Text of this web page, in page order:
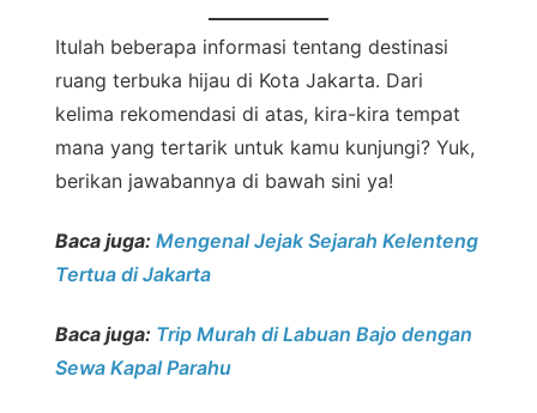
Itulah beberapa informasi tentang destinasi
ruang terbuka hijau di Kota Jakarta. Dari
kelima rekomendasi di atas, kira-kira tempat
mana yang tertarik untuk kamu kunjungi? Yuk,
berikan jawabannya di bawah sini ya!
Baca juga: Mengenal Jejak Sejarah Kelenteng
Tertua di Jakarta
Baca juga: Trip Murah di Labuan Bajo dengan
Sewa Kapal Parahu